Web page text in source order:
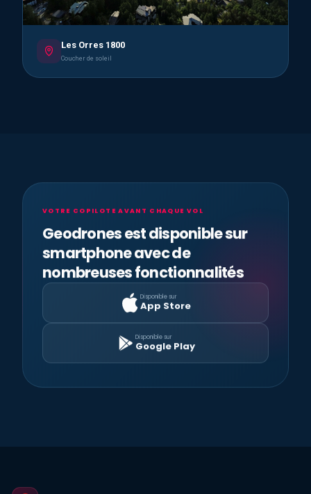
Les Orres 1800
Coucher de soleil
VOTRE COPILOTE AVANT CHAQUE VOL
Geodrones est disponible sur
smartphone avec de
nombreuses fonctionnalités
Disponible sur
App Store
Disponible sur
Google Play